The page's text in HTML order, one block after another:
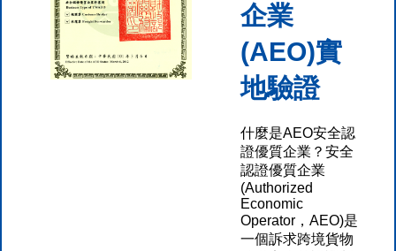
企業
(AEO)實
地驗證
什麼是AEO安全認
證優質企業？安全
認證優質企業
(Authorized
Economic
Operator，AEO)是
一個訴求跨境貨物